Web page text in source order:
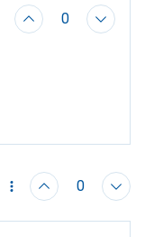
0
0